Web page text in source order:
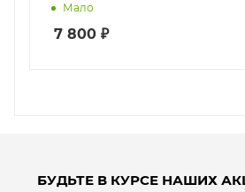
Мало
7 800 ₽
БУДЬТЕ В КУРСЕ НАШИХ